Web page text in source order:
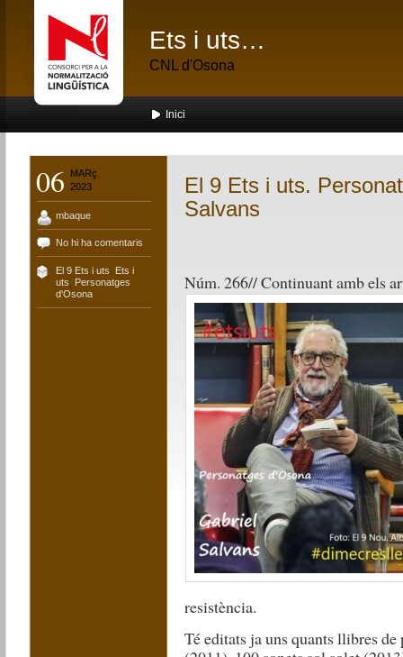
Ets i uts…
CNL d'Osona
Inici
06
MARç
2023
mbaque
No hi ha comentaris
El 9 Ets i uts
Ets i
uts
Personatges
d'Osona
El 9 Ets i uts.
Salvans
Núm. 266//Continuant amb els
resistència.
Té editats ja uns quants llibres